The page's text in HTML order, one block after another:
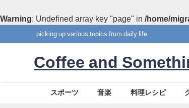
Warning: Undefined array key "page" in /home/
picking up various topics from daily life
Coffee and
スポーツ 音楽 料理レシピ